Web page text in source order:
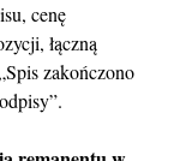
cenę
łączną
zakończono